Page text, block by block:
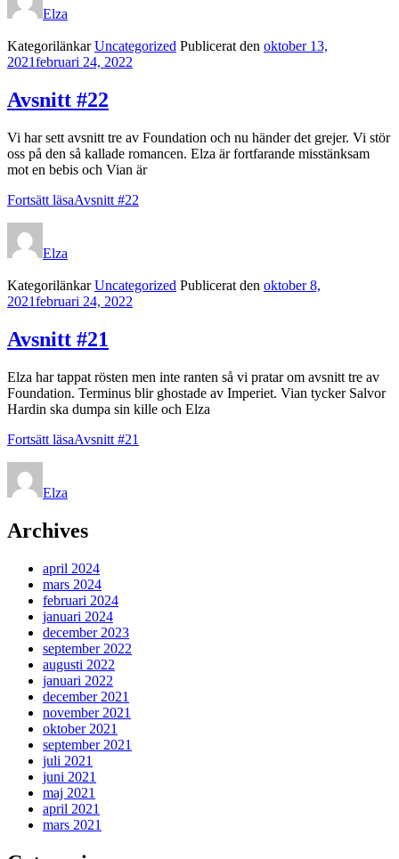
Elza
KategorilänkarUncategorized Publicerat den oktober 13,
2021februari 24, 2022
Avsnitt #22
Vi har sett avsnitt tre av Foundation och nu händer det grejer. Vi stör
oss på den så kallade romancen. Elza är fortfarande misstänksam
mot en bebis och Vian är
Fortsätt läsaAvsnitt #22
Elza
KategorilänkarUncategorized Publicerat den oktober 8,
2021februari 24, 2022
Avsnitt #21
Elza har tappat rösten men inte ranten så vi pratar om avsnitt tre av
Foundation. Terminus blir ghostade av Imperiet. Vian tycker Salvor
Hardin ska dumpa sin kille och Elza
Fortsätt läsaAvsnitt #21
Elza
Archives
april 2024
mars 2024
februari 2024
januari 2024
december 2023
september 2022
augusti 2022
januari 2022
december 2021
november 2021
oktober 2021
september 2021
juli 2021
juni 2021
maj 2021
april 2021
mars 2021